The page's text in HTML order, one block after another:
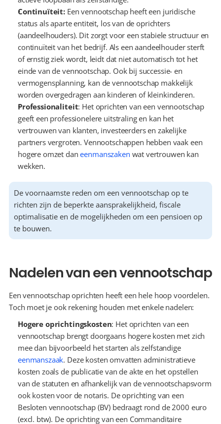
Continuïteit: Een vennootschap heeft een juridische
status als aparte entiteit, los van de oprichters
(aandeelhouders). Dit zorgt voor een stabiele structuur en
continuïteit van het bedrijf. Als een aandeelhouder sterft
of ernstig ziek wordt, leidt dat niet automatisch tot het
einde van de vennootschap. Ook bij successie- en
vermogensplanning, kan de vennootschap makkelijk
worden overgedragen aan kinderen of kleinkinderen.
Professionaliteit: Het oprichten van een vennootschap
geeft een professionelere uitstraling en kan het
vertrouwen van klanten, investeerders en zakelijke
partners vergroten. Vennootschappen hebben vaak een
hogere omzet dan eenmanszaken wat vertrouwen kan
wekken.
De voornaamste reden om een vennootschap op te
richten zijn de beperkte aansprakelijkheid, fiscale
optimalisatie en de mogelijkheden om een pensioen op
te bouwen.
Nadelen van een vennootschap
Een vennootschap oprichten heeft een hele hoop voordelen.
Toch moet je ook rekening houden met enkele nadelen:
Hogere oprichtingskosten: Het oprichten van een
vennootschap brengt doorgaans hogere kosten met zich
mee dan bijvoorbeeld het starten als zelfstandige
eenmanszaak. Deze kosten omvatten administratieve
kosten zoals de publicatie van de akte en het opstellen
van de statuten en afhankelijk van de vennootschapsvorm
ook kosten voor de notaris. De oprichting van een
Besloten vennootschap (BV) bedraagt rond de 2000 euro
(excl. btw). De oprichting van een Commanditaire